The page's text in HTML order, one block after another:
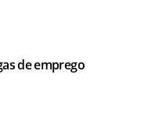
de emprego